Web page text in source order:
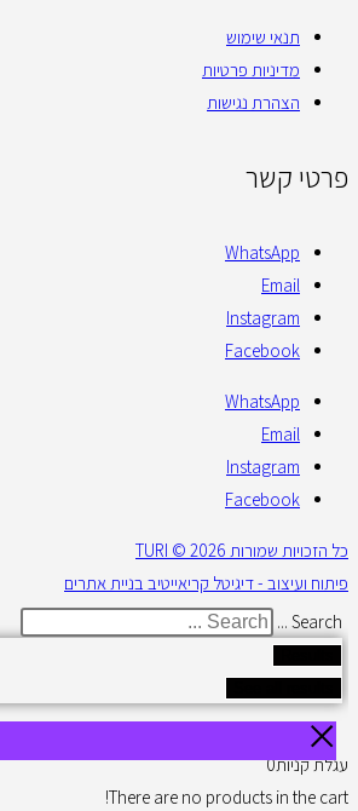
תנאי שימוש
מדיניות פרטיות
הצהרת נגישות
פרטי קשר
WhatsApp
Email
Instagram
Facebook
WhatsApp
Email
Instagram
Facebook
כל הזכויות שמורות 2026 © TURI
פיתוח ועיצוב - דיגיטל קריאייטיב בניית אתרים
Search ...
עגלת קניות0
There are no products in the cart!